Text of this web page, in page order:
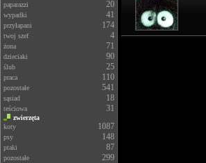
paparazzi 20
wypadki 41
przyłapani 174
twoj szef 4
żona 71
dzieciaki 90
ślub 25
praca 110
pozostałe 541
sąsiad 18
teściowa 31
zwierzęta
koty
1087
psy 148
ptaki 87
pozostałe 299